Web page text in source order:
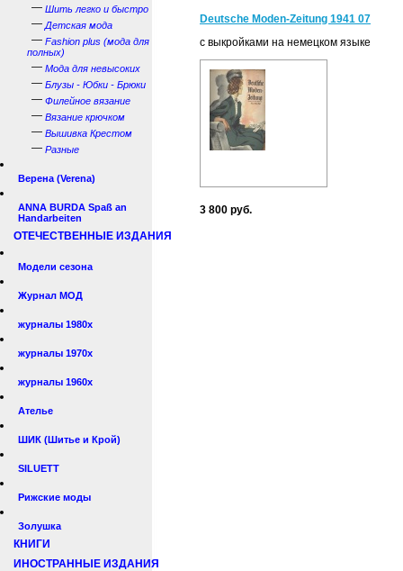
— Шить легко и быстро
— Детская мода
— Fashion plus (мода для
полных)
— Мода для невысоких
— Блузы - Юбки - Брюки
— Филейное вязание
— Вязание крючком
— Вышивка Крестом
— Разные
Верена (Verena)
ANNA BURDA Spaß an
Handarbeiten
ОТЕЧЕСТВЕННЫЕ ИЗДАНИЯ
Модели сезона
Журнал МОД
журналы 1980х
журналы 1970х
журналы 1960х
Ателье
ШИК (Шитье и Крой)
SILUETT
Рижские моды
Золушка
КНИГИ
ИНОСТРАННЫЕ ИЗДАНИЯ
Deutsche Moden-Zeitung 1941 07
с выкройками на немецком языке
3 800 руб.